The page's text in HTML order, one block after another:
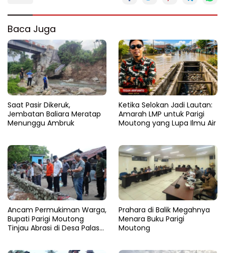
Baca Juga
Saat Pasir Dikeruk,
Jembatan Baliara Meratap
Menunggu Ambruk
Ketika Selokan Jadi Lautan:
Amarah LMP untuk Parigi
Moutong yang Lupa Ilmu Air
Ancam Permukiman Warga,
Bupati Parigi Moutong
Tinjau Abrasi di Desa Palasa
Prahara di Balik Megahnya
Menara Buku Parigi
Moutong